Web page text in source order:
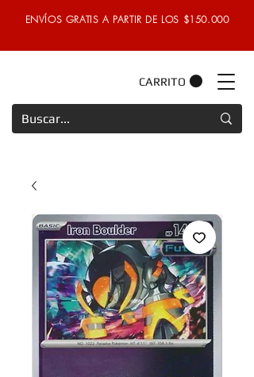
ENVÍOS GRATIS A PARTIR DE LOS $150.000
CARRITO